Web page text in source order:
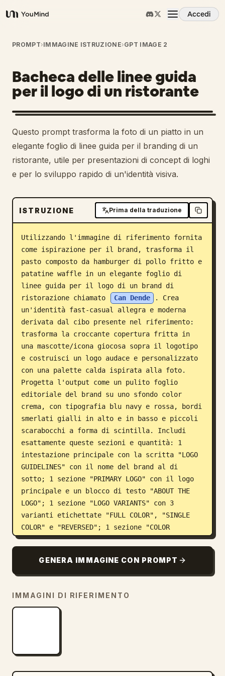
YouMind
Accedi
Panoramica
Casi d'uso
Abilità
Prompt
Prezzi
Scarica
Blog
Aggiornamenti
PROMPT›IMMAGINE ISTRUZIONE›GPT IMAGE 2
Bacheca delle linee guida
per il logo di un ristorante
Questo prompt trasforma la foto di un piatto in un
elegante foglio di linee guida per il branding di un
ristorante, utile per presentazioni di concept di loghi
e per lo sviluppo rapido di un'identità visiva.
ISTRUZIONE Prima della traduzione
Utilizzando l'immagine di riferimento fornita
come ispirazione per il brand, trasforma il
pasto composto da hamburger di pollo fritto e
patatine waffle in un elegante foglio di
linee guida per il logo di un brand di
ristorazione chiamato
Can Dende
. Crea
un'identità fast-casual allegra e moderna
derivata dal cibo presente nel riferimento:
trasforma la croccante copertura fritta in
una mascotte/icona giocosa sopra il logotipo
e costruisci un logo audace e personalizzato
con una palette calda ispirata alla foto.
Progetta l'output come un pulito foglio
editoriale del brand su uno sfondo color
crema, con tipografia blu navy e rossa, bordi
smerlati gialli in alto e in basso e piccoli
scarabocchi a forma di scintilla. Includi
esattamente queste sezioni e quantità: 1
intestazione principale con la scritta "LOGO
GUIDELINES" con il nome del brand al di
sotto; 1 sezione "PRIMARY LOGO" con il logo
principale e un blocco di testo "ABOUT THE
LOGO"; 1 sezione "LOGO VARIANTS" con 3
varianti etichettate "FULL COLOR", "SINGLE
COLOR" e "REVERSED"; 1 sezione "COLOR
VARIATIONS" con 4 riquadri etichettati
BACKGROUND" e "NAVY ON CREAM"; 1 sezione
"MINIMUM SIZE" che mostra il logo con una
120 px MINIMUM WIDTH"; 1 sezione "CLEAR
SPACE" con un diagramma di spaziatura basato
e "Don't add effects or shadows"; 1 sezione
GENERA IMMAGINE CON PROMPT
IMMAGINI DI RIFERIMENTO